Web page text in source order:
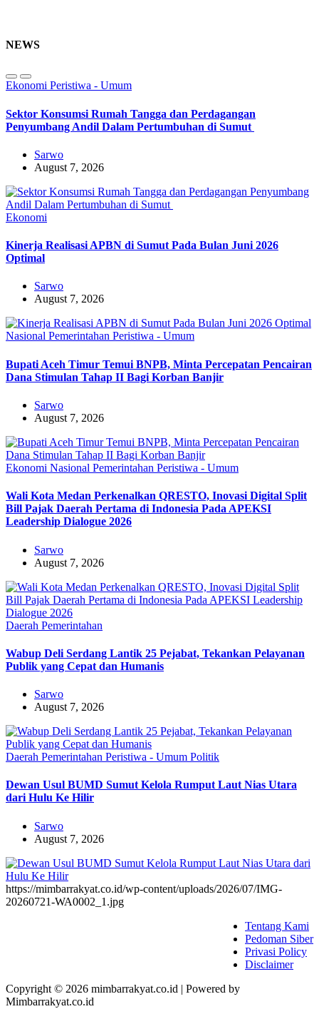
NEWS
Ekonomi Peristiwa - Umum
Sektor Konsumsi Rumah Tangga dan Perdagangan
Penyumbang Andil Dalam Pertumbuhan di Sumut ‎
Sarwo
August 7, 2026
Ekonomi
Kinerja Realisasi APBN di Sumut Pada Bulan Juni 2026
Optimal‎‎
Sarwo
August 7, 2026
Nasional Pemerintahan Peristiwa - Umum
Bupati Aceh Timur Temui BNPB, Minta Percepatan Pencairan
Dana Stimulan Tahap II Bagi Korban Banjir
Sarwo
August 7, 2026
Ekonomi Nasional Pemerintahan Peristiwa - Umum
Wali Kota Medan Perkenalkan QRESTO, Inovasi Digital Split
Bill Pajak Daerah Pertama di Indonesia Pada APEKSI
Leadership Dialogue 2026
Sarwo
August 7, 2026
Daerah Pemerintahan
Wabup Deli Serdang Lantik 25 Pejabat, Tekankan Pelayanan
Publik yang Cepat dan Humanis
Sarwo
August 7, 2026
Daerah Pemerintahan Peristiwa - Umum Politik
Dewan Usul BUMD Sumut Kelola Rumput Laut Nias Utara
dari Hulu Ke Hilir
Sarwo
August 7, 2026
https://mimbarrakyat.co.id/wp-content/uploads/2026/07/IMG-
20260721-WA0002_1.jpg
Tentang Kami
Pedoman Siber
Privasi Policy
Disclaimer
Copyright © 2026 mimbarrakyat.co.id | Powered by
Mimbarrakyat.co.id